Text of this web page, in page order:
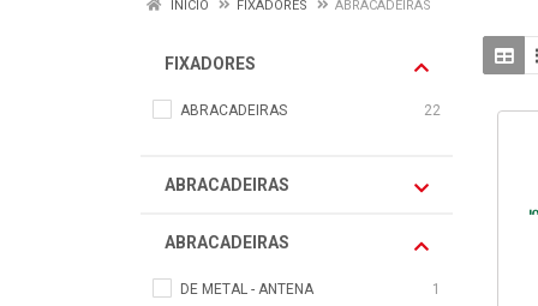
INÍCIO FIXADORES ABRACADEIRAS
FIXADORES
ABRACADEIRAS 22
ABRACADEIRAS
ABRACADEIRAS
DE METAL - ANTENA 1